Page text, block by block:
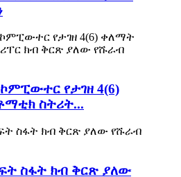
የታገዘ 4(6)
ስትሪት...
ስፋት ክብ ቅርጽ ያለው